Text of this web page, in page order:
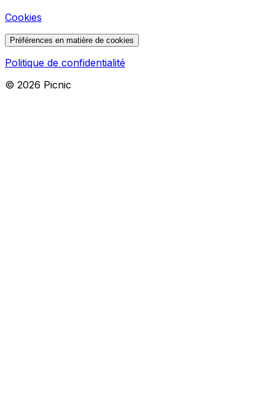
Cookies
Préférences en matière de cookies
Politique de confidentialité
© 2026 Picnic